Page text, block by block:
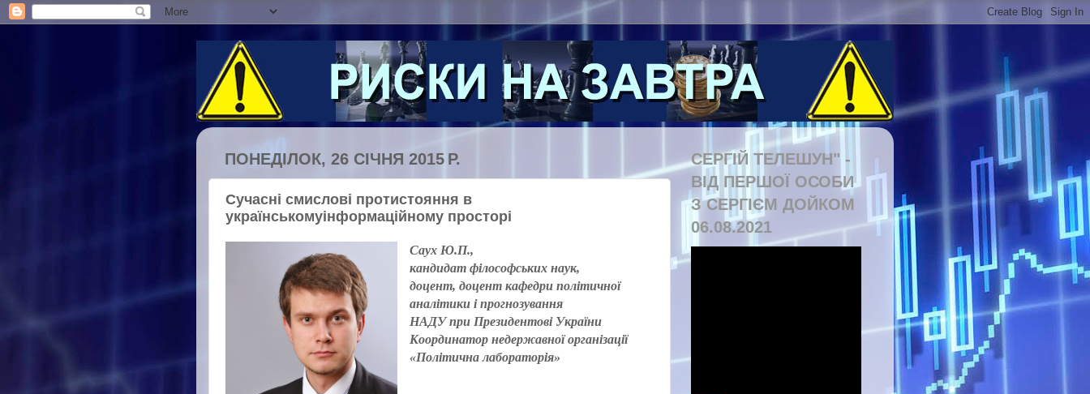
ПОНЕДІЛОК, 26 СІЧНЯ 2015 Р.
Сучасні смислові протистояння в
українськомуінформаційному просторі
Саух Ю.П.,
кандидат філософських наук,
доцент, доцент кафедри політичної
аналітики і прогнозування
НАДУ при Президентові України
Координатор недержавної організації
«Політична лабораторія»
СЕРГІЙ ТЕЛЕШУН" -
ВІД ПЕРШОЇ ОСОБИ
З СЕРГІЄМ ДОЙКОМ
06.08.2021